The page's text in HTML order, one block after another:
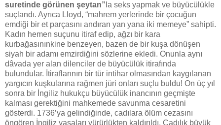
suretinde görünen şeytan” la seks yapmak ve büyücülükle
suçlandı. Ayrıca Lloyd, “mahrem yerlerinde bir çocuğun
emdiği bir et parçasını andıran yan yana iki memeye” sahipti.
Kadın hemen suçunu itiraf edip, ağzı bir kara
kurbağasınınkine benzeyen, bazen de bir kuşa dönüşen
siyah bir adamı emzirdiğini sözlerine ekledi. Onunla aynı
dâvada yer alan dilenciler de büyücülük itirafında
bulundular. İtiraflarının bir tür intihar olmasından kaygılanan
yargıcın kuşkularına rağmen jüri onları suçlu buldu! On üç yıl
sonra bir İngiliz hukukçu büyücülük inancının geçmişte
kalması gerektiğini mahkemede savunma cesaretini
gösterdi. 1736’ya gelindiğinde, cadılara ölüm cezasını
öngören İngiliz yasaları yürürlükten kaldırıldı. Cadılık büyük